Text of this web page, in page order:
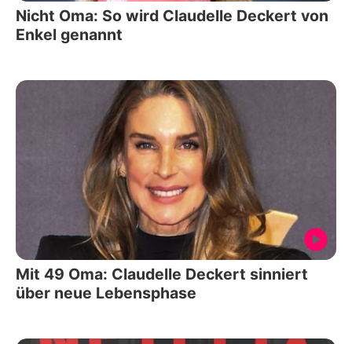
Nicht Oma: So wird Claudelle Deckert von
Enkel genannt
Mit 49 Oma: Claudelle Deckert sinniert
über neue Lebensphase